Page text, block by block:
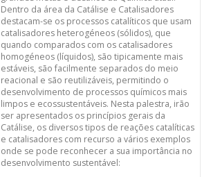
Dentro da área da Catálise e Catalisadores
destacam-se os processos catalíticos que usam
catalisadores heterogéneos (sólidos), que
quando comparados com os catalisadores
homogéneos (líquidos), são tipicamente mais
estáveis, são facilmente separados do meio
reacional e são reutilizáveis, permitindo o
desenvolvimento de processos químicos mais
limpos e ecossustentáveis. Nesta palestra, irão
ser apresentados os princípios gerais da
Catálise, os diversos tipos de reações catalíticas
e catalisadores com recurso a vários exemplos
onde se pode reconhecer a sua importância no
desenvolvimento sustentável: